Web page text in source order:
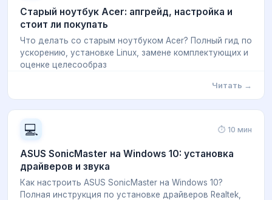
Старый ноутбук Acer: апгрейд, настройка и
стоит ли покупать
Что делать со старым ноутбуком Acer? Полный гид по
ускорению, установке Linux, замене комплектующих и
оценке целесообраз
Читать →
💻 ⏱ 10 мин
ASUS SonicMaster на Windows 10: установка
драйверов и звука
Как настроить ASUS SonicMaster на Windows 10?
Полная инструкция по установке драйверов Realtek,